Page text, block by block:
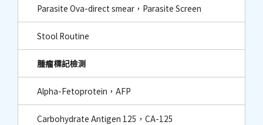
Parasite Ova-direct smear，Parasite Screen
Stool Routine
腫瘤標記檢測
Alpha-Fetoprotein，AFP
Carbohydrate Antigen 125，CA-125